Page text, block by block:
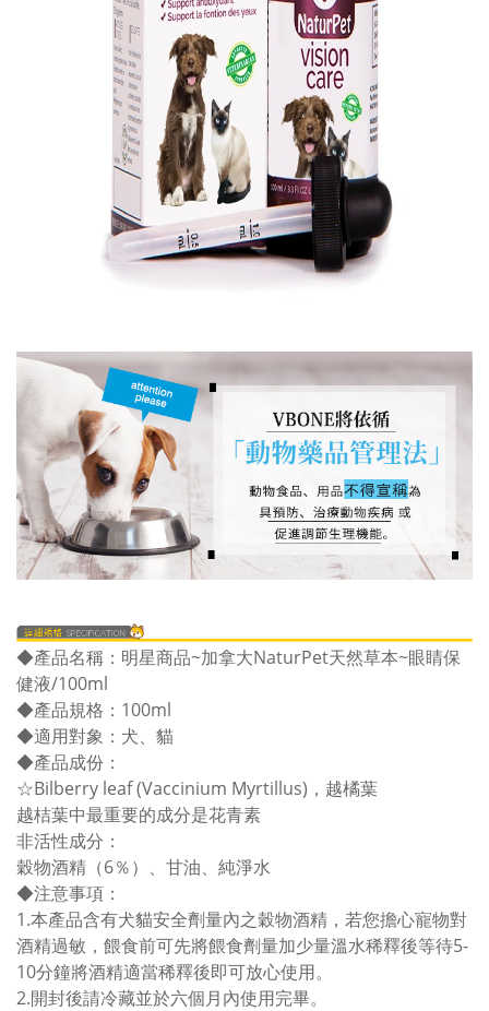
◆產品名稱：明星商品~加拿大NaturPet天然草本~眼睛保
健液/100ml
◆產品規格：100ml
◆適用對象：犬、貓
◆產品成份：
☆Bilberry leaf (Vaccinium Myrtillus)，越橘葉
越桔葉中最重要的成分是花青素
非活性成分：
穀物酒精（6％）、甘油、純淨水
◆注意事項 ：
1.本產品含有犬貓安全劑量內之穀物酒精，若您擔心寵物對
酒精過敏，餵食前可先將餵食劑量加少量溫水稀釋後等待5-
10分鐘將酒精適當稀釋後即可放心使用。
2.開封後請冷藏並於六個月內使用完畢。